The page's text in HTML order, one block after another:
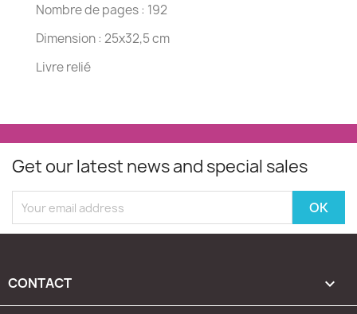
Nombre de pages : 192
Dimension : 25x32,5 cm
Livre relié
Get our latest news and special sales
CONTACT 